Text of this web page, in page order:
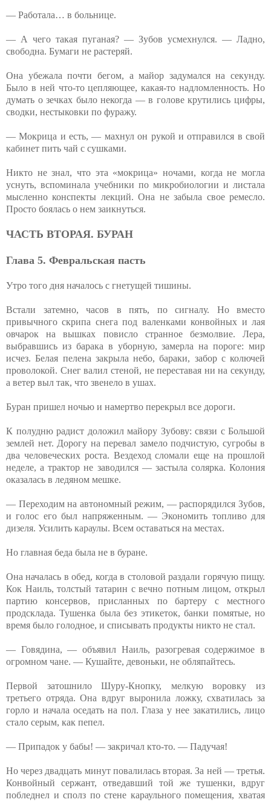
— Работала… в больнице.
— А чего такая пуганая? — Зубов усмехнулся. — Ладно,
свободна. Бумаги не растеряй.
Она убежала почти бегом, а майор задумался на секунду.
Было в ней что-то цепляющее, какая-то надломленность. Но
думать о зечках было некогда — в голове крутились цифры,
сводки, нестыковки по фуражу.
— Мокрица и есть, — махнул он рукой и отправился в свой
кабинет пить чай с сушками.
Никто не знал, что эта «мокрица» ночами, когда не могла
уснуть, вспоминала учебники по микробиологии и листала
мысленно конспекты лекций. Она не забыла свое ремесло.
Просто боялась о нем заикнуться.
ЧАСТЬ ВТОРАЯ. БУРАН
Глава 5. Февральская пасть
Утро того дня началось с гнетущей тишины.
Встали затемно, часов в пять, по сигналу. Но вместо
привычного скрипа снега под валенками конвойных и лая
овчарок на вышках повисло странное безмолвие. Лера,
выбравшись из барака в уборную, замерла на пороге: мир
исчез. Белая пелена закрыла небо, бараки, забор с колючей
проволокой. Снег валил стеной, не переставая ни на секунду,
а ветер выл так, что звенело в ушах.
Буран пришел ночью и намертво перекрыл все дороги.
К полудню радист доложил майору Зубову: связи с Большой
землей нет. Дорогу на перевал замело подчистую, сугробы в
два человеческих роста. Вездеход сломали еще на прошлой
неделе, а трактор не заводился — застыла солярка. Колония
оказалась в ледяном мешке.
— Переходим на автономный режим, — распорядился Зубов,
и голос его был напряженным. — Экономить топливо для
дизеля. Усилить караулы. Всем оставаться на местах.
Но главная беда была не в буране.
Она началась в обед, когда в столовой раздали горячую пищу.
Кок Наиль, толстый татарин с вечно потным лицом, открыл
партию консервов, присланных по бартеру с местного
продсклада. Тушенка была без этикеток, банки помятые, но
время было голодное, и списывать продукты никто не стал.
— Говядина, — объявил Наиль, разогревая содержимое в
огромном чане. — Кушайте, девоньки, не обляпайтесь.
Первой затошнило Шуру-Кнопку, мелкую воровку из
третьего отряда. Она вдруг выронила ложку, схватилась за
горло и начала оседать на пол. Глаза у нее закатились, лицо
стало серым, как пепел.
— Припадок у бабы! — закричал кто-то. — Падучая!
Но через двадцать минут повалилась вторая. За ней — третья.
Конвойный сержант, отведавший той же тушенки, вдруг
побледнел и сполз по стене караульного помещения, хватая